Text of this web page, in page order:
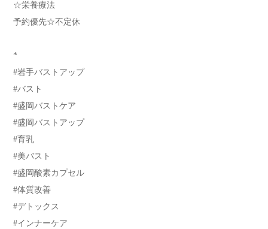
☆栄養療法
予約優先☆不定休
*
#岩手バストアップ
#バスト
#盛岡バストケア
#盛岡バストアップ
#育乳
#美バスト
#盛岡酸素カプセル
#体質改善
#デトックス
#インナーケア